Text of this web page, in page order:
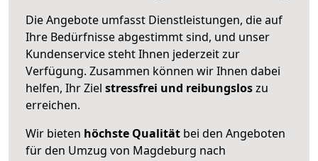
Die Angebote umfasst Dienstleistungen, die auf
Ihre Bedürfnisse abgestimmt sind, und unser
Kundenservice steht Ihnen jederzeit zur
Verfügung. Zusammen können wir Ihnen dabei
helfen, Ihr Ziel stressfrei und reibungsloszu
erreichen.
Wir bieten höchste Qualität bei den Angeboten
für den Umzug von Magdeburg nach